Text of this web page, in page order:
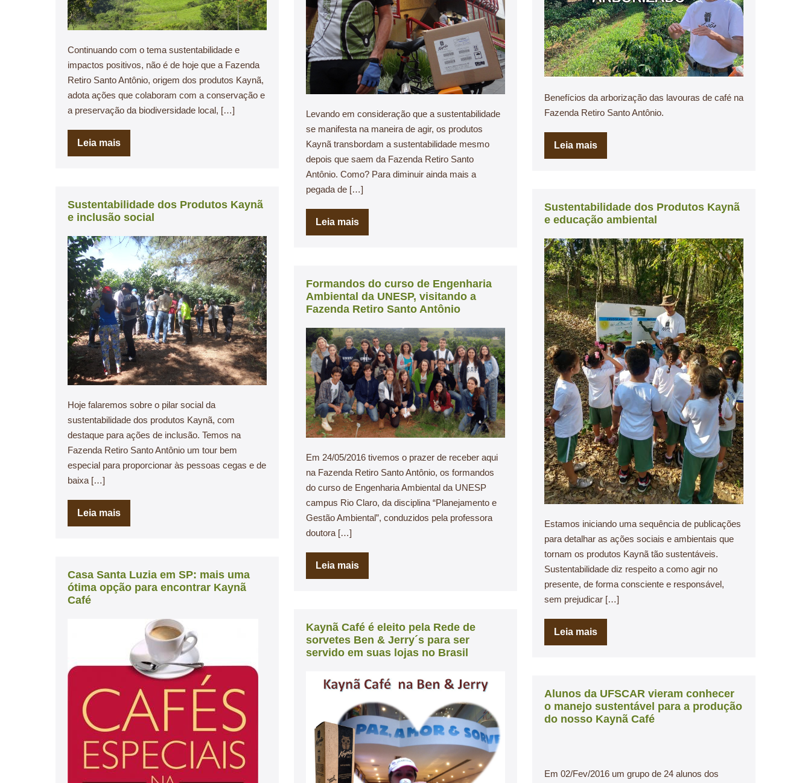
Benefícios da arborização das lavouras de café na
Fazenda Retiro Santo Antônio.
Leia mais
Continuando com o tema sustentabilidade e
impactos positivos, não é de hoje que a Fazenda
Retiro Santo Antônio, origem dos produtos Kaynã,
adota ações que colaboram com a conservação e
a preservação da biodiversidade local, […]
Leia mais
Levando em consideração que a sustentabilidade
se manifesta na maneira de agir, os produtos
Kaynã transbordam a sustentabilidade mesmo
depois que saem da Fazenda Retiro Santo
Antônio. Como? Para diminuir ainda mais a
pegada de […]
Leia mais
Sustentabilidade dos Produtos Kaynã
e inclusão social
Hoje falaremos sobre o pilar social da
sustentabilidade dos produtos Kaynã, com
destaque para ações de inclusão. Temos na
Fazenda Retiro Santo Antônio um tour bem
especial para proporcionar às pessoas cegas e de
baixa […]
Leia mais
Sustentabilidade dos Produtos Kaynã
e educação ambiental
Estamos iniciando uma sequência de publicações
para detalhar as ações sociais e ambientais que
tornam os produtos Kaynã tão sustentáveis.
Sustentabilidade diz respeito a como agir no
presente, de forma consciente e responsável,
sem prejudicar […]
Leia mais
Formandos do curso de Engenharia
Ambiental da UNESP, visitando a
Fazenda Retiro Santo Antônio
Em 24/05/2016 tivemos o prazer de receber aqui
na Fazenda Retiro Santo Antônio, os formandos
do curso de Engenharia Ambiental da UNESP
campus Rio Claro, da disciplina “Planejamento e
Gestão Ambiental”, conduzidos pela professora
doutora […]
Leia mais
Casa Santa Luzia em SP: mais uma
ótima opção para encontrar Kaynã
Café
Kaynã Café é eleito pela Rede de
sorvetes Ben & Jerry´s para ser
servido em suas lojas no Brasil
Alunos da UFSCAR vieram conhecer
o manejo sustentável para a produção
do nosso Kaynã Café
Em 02/Fev/2016 um grupo de 24 alunos dos